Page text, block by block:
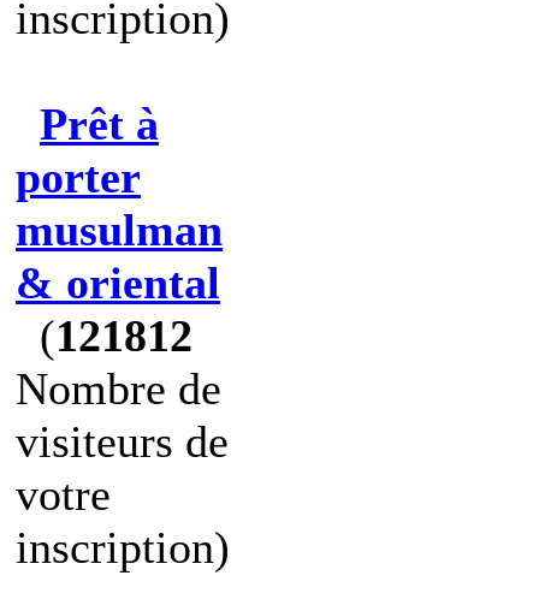
inscription)
Prêt à
porter
musulman
& oriental
(121812
Nombre de
visiteurs de
votre
inscription)